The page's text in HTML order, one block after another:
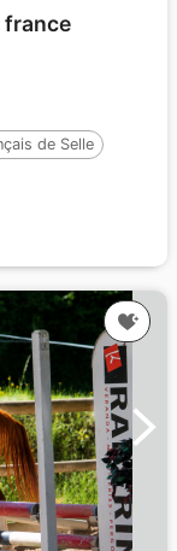
france
de Selle